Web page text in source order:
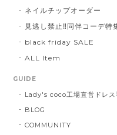
ネイルチップオーダー
見逃し禁止‼同伴コーデ特
black friday SALE
ALL Item
GUIDE
Lady's coco工場直営ドレス
BLOG
COMMUNITY